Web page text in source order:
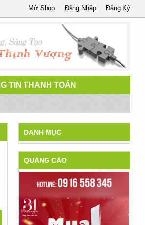
Đăng Ký
Đăng Nhập
Mở Shop
TIN THANH TOÁN
DANH MỤC
QUẢNG CÁO